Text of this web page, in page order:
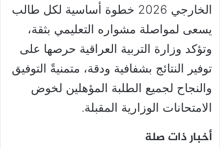
الخارجي 2026 خطوة أساسية لكل طالب
يسعى لمواصلة مشواره التعليمي بثقة،
وتؤكد وزارة التربية العراقية حرصها على
توفير النتائج بشفافية ودقة، متمنيةً التوفيق
والنجاح لجميع الطلبة المؤهلين لخوض
الامتحانات الوزارية المقبلة.
أخبار ذات صلة